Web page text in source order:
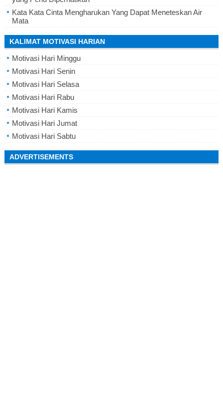
Kata Kata Cinta Mengharukan Yang Dapat Meneteskan Air
Mata
KALIMAT MOTIVASI HARIAN
Motivasi Hari Minggu
Motivasi Hari Senin
Motivasi Hari Selasa
Motivasi Hari Rabu
Motivasi Hari Kamis
Motivasi Hari Jumat
Motivasi Hari Sabtu
ADVERTISEMENTS